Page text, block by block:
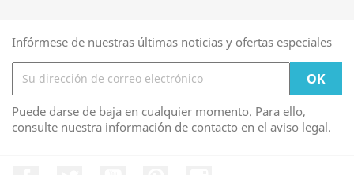
Infórmese de nuestras últimas noticias y ofertas especiales
Puede darse de baja en cualquier momento. Para ello,
consulte nuestra información de contacto en el aviso legal.